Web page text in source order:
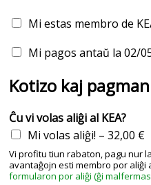
n
o
r
d
2
a
n
y
s
S
c
d
e
E
A
Mi estas membro de
P
g
a
e
n
t
a
n
Mi pagos antaŭ la 02/
Kotizo kaj
Ĉu vi volas aliĝi al KEA?
Mi volas aliĝi! – 32,00 €
Vi profitu tiun rabaton, pagu nur
avantaĝojn esti membro por aliĝi
formularon por aliĝi (ĝi